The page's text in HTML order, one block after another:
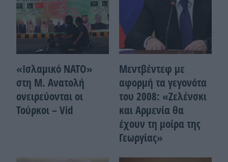
«Ισλαμικό ΝΑΤΟ»
στη Μ. Ανατολή
ονειρεύονται οι
Τούρκοι – Vid
Μεντβέντεφ με
αφορμή τα γεγονότα
του 2008: «Ζελένσκι
και Αρμενία θα
έχουν τη μοίρα της
Γεωργίας»